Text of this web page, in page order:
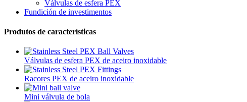
Válvulas de esfera PEX
Fundición de investimentos
Produtos de características
Válvulas de esfera PEX de aceiro inoxidable
Racores PEX de aceiro inoxidable
Mini válvula de bola